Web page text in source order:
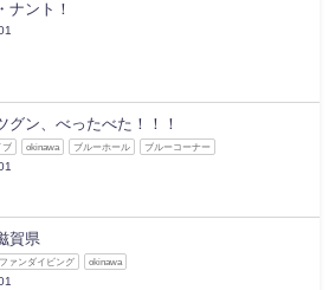
ナント！
グン、べったべた！！！
ブ okinawa ブルーホール ブルーコーナー
賀県
ファンダイビング okinawa